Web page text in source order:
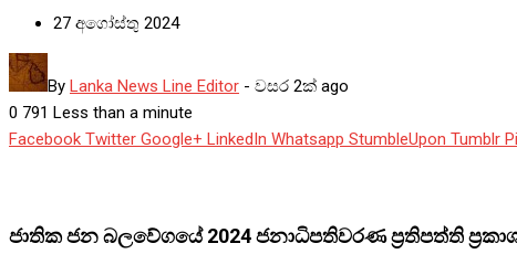
27 අගෝස්තු 2024
By Lanka News Line Editor - වසර 2ක් ago
0 791 Less than a minute
Facebook Twitter Google+ LinkedIn Whatsapp StumbleUpon Tumblr
ජාතික ජන බලවේගයේ 2024 ජනාධිපතිවරණ ප්‍රතිපත්ති